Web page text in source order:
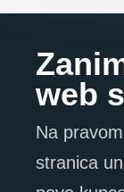
web
Na
stranica